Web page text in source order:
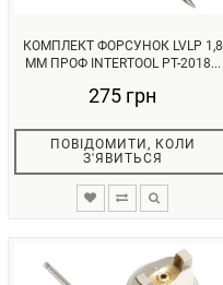
КОМПЛЕКТ ФОРСУНОК LVLP 1,8
ММ ПРОФ INTERTOOL PT-2018...
275 грн
ПОВІДОМИТИ, КОЛИ
З'ЯВИТЬСЯ